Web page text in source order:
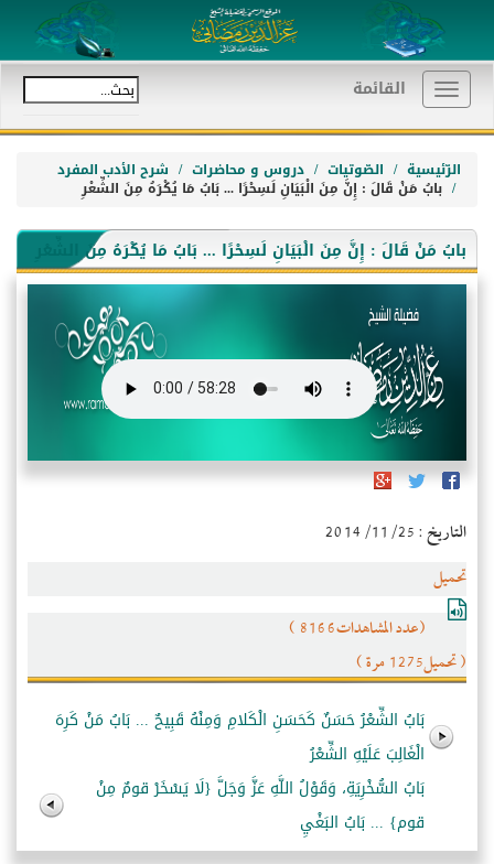
Toggle
navigation
القائمة
الرّئيسية الصّوتيات دروس و محاضرات شرح الأدب المفرد
بابُ مَنْ قَالَ : إِنَّ مِنَ الْبَيَانِ لَسِحْرًا ... بَابُ مَا يُكْرَهُ مِنَ الشِّعْرِ
بابُ مَنْ قَالَ : إِنَّ مِنَ الْبَيَانِ لَسِحْرًا ... بَابُ مَا يُكْرَهُ مِنَ الشِّعْرِ
التاريخ : 2014/11/25
تحميل
(عدد المشاهدات8166 )
( تحميل1275 مرة )
بَابُ الشِّعْرُ حَسَنٌ كَحَسَنِ الْكَلامِ وَمِنْهُ قَبِيحٌ ... بَابُ مَنْ كَرِهَ
الْغَالِبَ عَلَيْهِ الشِّعْرُ
بَابُ السُّخْرِيَةِ، وَقَوْلُ اللَّهِ عَزَّ وَجَلَّ {لَا يَسْخَرْ قومٌ مِنْ
قوم} ... بَابُ البَغْيِ